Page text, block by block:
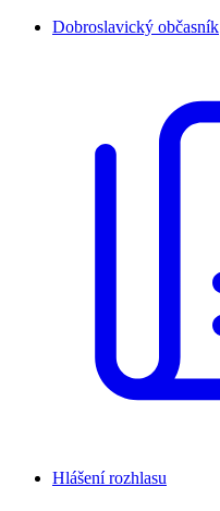
Dobroslavický občasník
Hlášení rozhlasu